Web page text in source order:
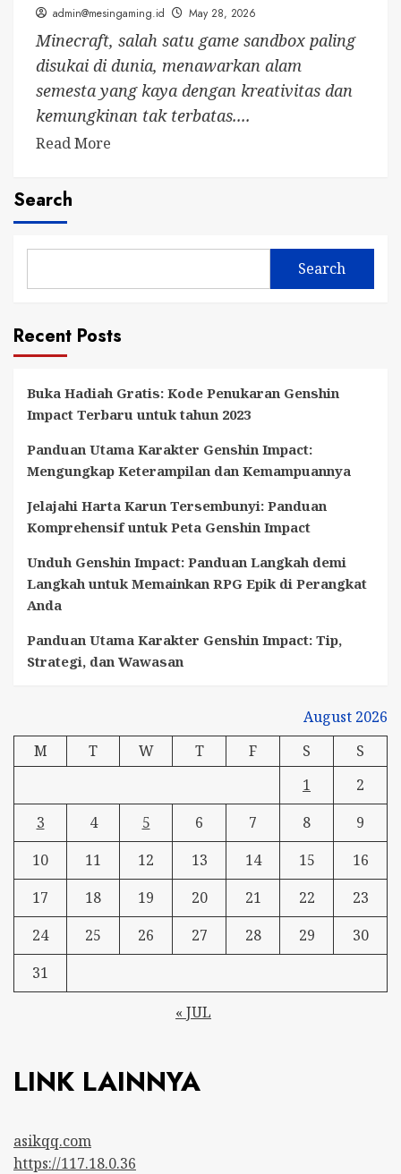
admin@mesingaming.id May 28, 2026
Minecraft, salah satu game sandbox paling
disukai di dunia, menawarkan alam
semesta yang kaya dengan kreativitas dan
kemungkinan tak terbatas....
Read More
Instal
1.19:
Lengkap
Search
Search
Recent Posts
Buka Hadiah Gratis: Kode Penukaran Genshin
Impact Terbaru untuk tahun 2023
Panduan Utama Karakter Genshin Impact:
Mengungkap Keterampilan dan Kemampuannya
Jelajahi Harta Karun Tersembunyi: Panduan
Komprehensif untuk Peta Genshin Impact
Unduh Genshin Impact: Panduan Langkah demi
Langkah untuk Memainkan RPG Epik di Perangkat
Anda
Panduan Utama Karakter Genshin Impact: Tip,
Strategi, dan Wawasan
August 2026
M
T W T F S
S
1
2
3
4 5 6 7 8
9
10
11 12 13 14 15
16
17
18 19 20 21 22
23
24
25 26 27 28 29
30
31
« JUL
LINK LAINNYA
asikqq.com
https://117.18.0.36